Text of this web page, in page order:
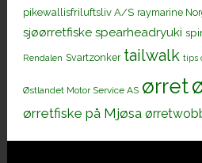
pikewallisfriluftsliv A/S raymarine
sjøørretfiske spearheadryuki
Rendalen Svartzonker tailwalk tips
Østlandet Motor Service AS ørret
ørretfiske på Mjøsa